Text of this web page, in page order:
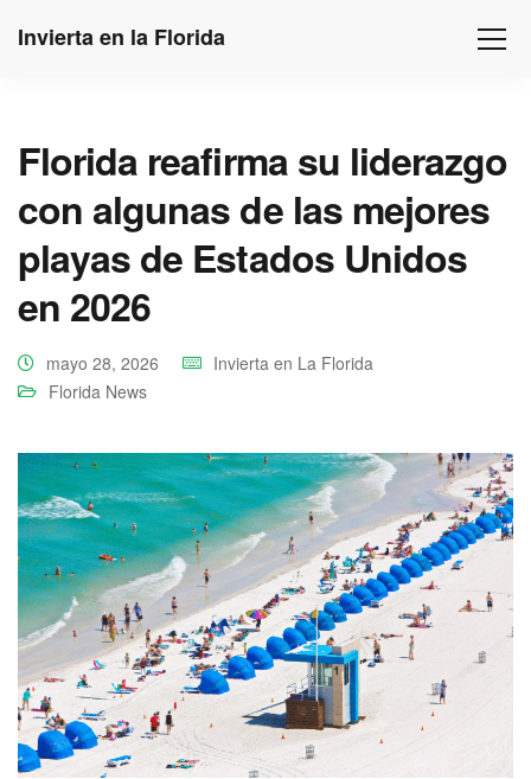
Invierta en la Florida
Florida reafirma su liderazgo
con algunas de las mejores
playas de Estados Unidos
en 2026
mayo 28, 2026
Invierta en La Florida
Florida News